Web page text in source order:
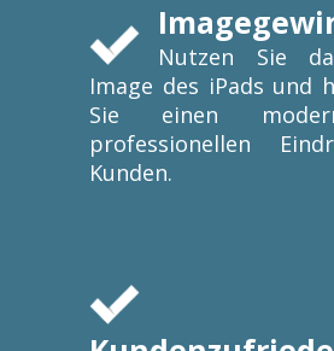
Nutzen Sie
Image des iPads und
Sie einen
professionellen
Kunden.